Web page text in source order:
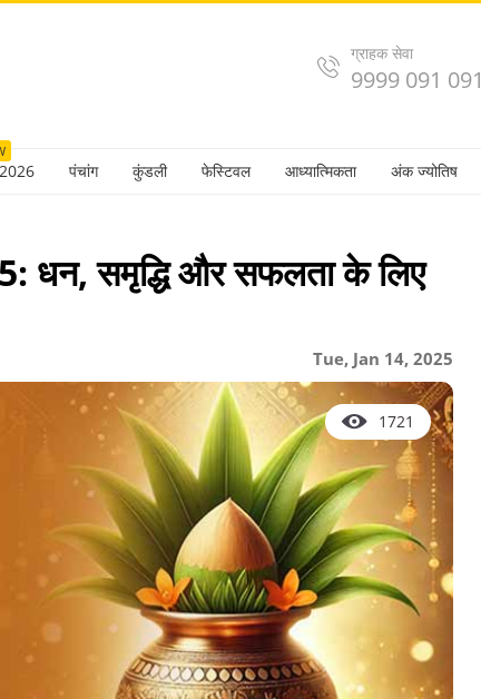
ग्राहक सेवा
9999 091 091
पंचांग कुंडली फेस्टिवल आध्यात्मिकता अंक ज्योतिष
समृद्धि और सफलता के लिए
Tue, Jan 14, 2025
1721